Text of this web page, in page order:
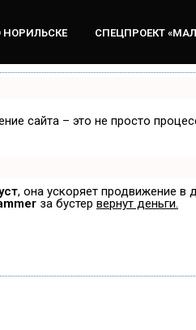
НОРИЛЬСКЕ СПЕЦПРОЕКТ
сайта – это не просто
, она ускоряет продвижение в
за бустер вернут деньги.